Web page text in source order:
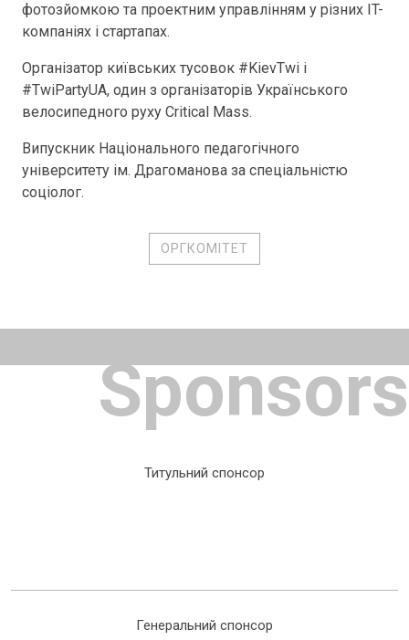
фотозйомкою та проектним управлінням у різних IT-
компаніях і стартапах.
Організатор київських тусовок #KievTwi і
#TwiPartyUA, один з організаторів Українського
велосипедного руху Critical Mass.
Випускник Національного педагогічного
університету ім. Драгоманова за спеціальністю
соціолог.
ОРГКОМІТЕТ
Sponsors
Титульний спонсор
Генеральний спонсор